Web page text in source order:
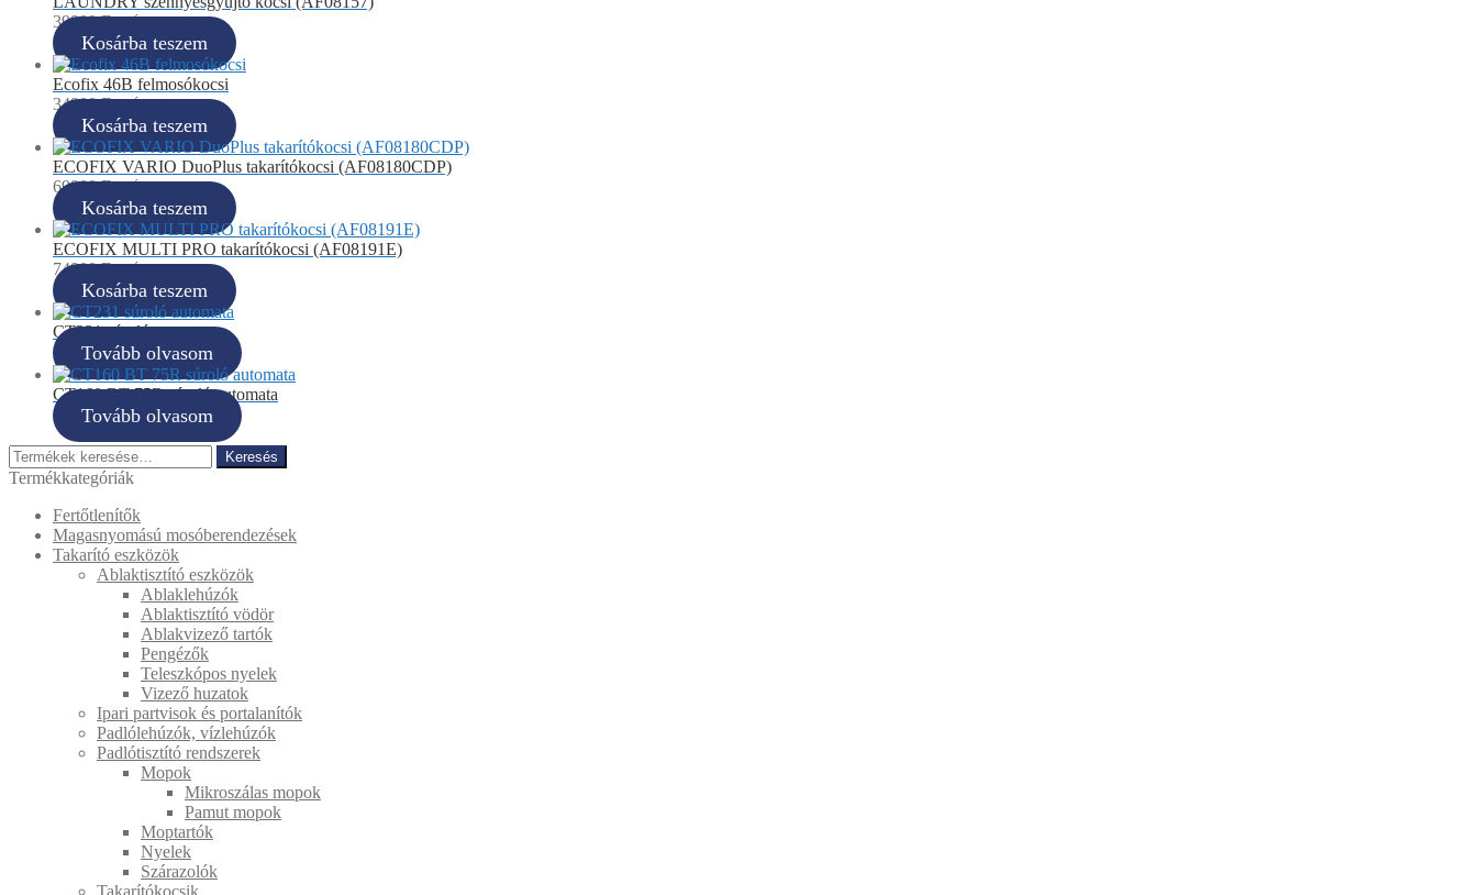
39900Ft
Kosárba teszem
Ecofix 46B felmosókocsi
34900Ft
Kosárba teszem
ECOFIX VARIO DuoPlus takarítókocsi (AF08180CDP)
69900Ft
Kosárba teszem
ECOFIX MULTI PRO takarítókocsi (AF08191E)
74900Ft
Kosárba teszem
CT231 súroló automata
Tovább olvasom
CT160 BT 75R súroló automata
Tovább olvasom
Keresés
a
következőre:
Keresés
Termékkategóriák
Fertőtlenítők
Magasnyomású mosóberendezések
Takarító eszközök
Ablaktisztító eszközök
Ablaklehúzók
Ablaktisztító vödör
Ablakvizező tartók
Pengézők
Teleszkópos nyelek
Vizező huzatok
Ipari partvisok és portalanítók
Padlólehúzók, vízlehúzók
Padlótisztító rendszerek
Mopok
Mikroszálas mopok
Pamut mopok
Moptartók
Nyelek
Szárazolók
Takarítókocsik